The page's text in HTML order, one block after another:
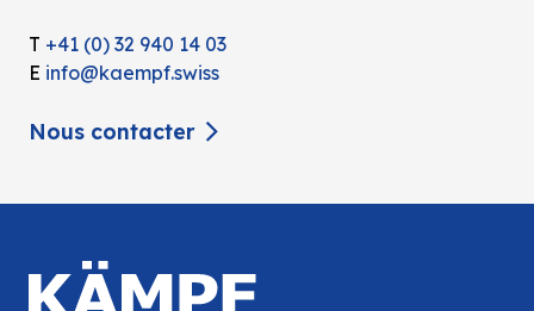
T +41 (0) 32 940 14 03
E info@kaempf.swiss
Nous contacter